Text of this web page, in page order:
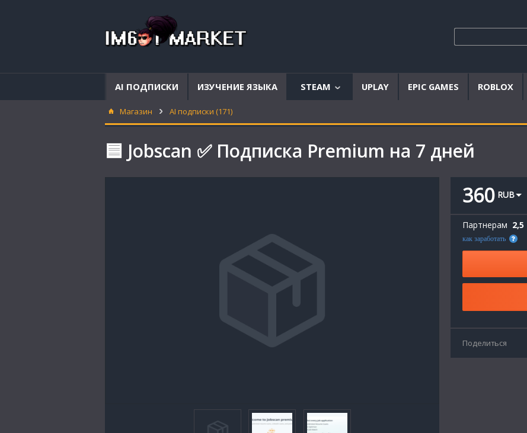
AI ПОДПИСКИ ИЗУЧЕНИЕ ЯЗЫКА STEAM
аккаунты
UPLAY EPIC GAMES ROBLOX
Магазин AI подписки (171)
🟦 Jobscan ✅ Подписка Premium на 7 дней
360 RUB
Партнерам 2,5
как заработать
Поделиться